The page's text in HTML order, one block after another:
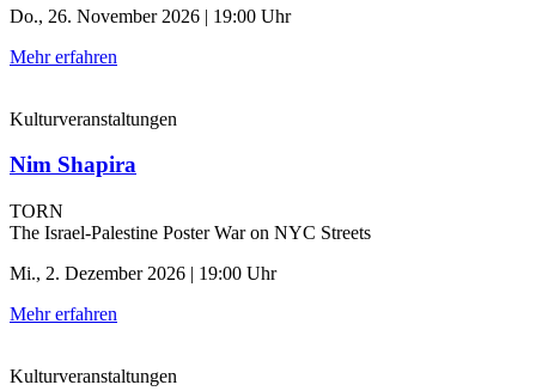
Do., 26. November 2026 | 19:00 Uhr
Mehr erfahren
Kulturveranstaltungen
Nim Shapira
TORN
The Israel-Palestine Poster War on NYC Streets
Mi., 2. Dezember 2026 | 19:00 Uhr
Mehr erfahren
Kulturveranstaltungen